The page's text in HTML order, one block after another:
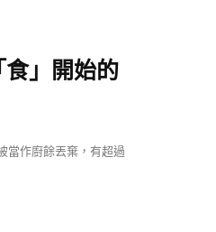
」開始的
當作廚餘丟棄，有超過